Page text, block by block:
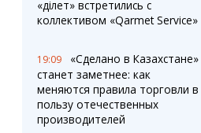
«Әділет» встретились с
коллективом «Qarmet Service»
19:09
«Сделано в Казахстане»
станет заметнее: как
меняются правила торговли в
пользу отечественных
производителей